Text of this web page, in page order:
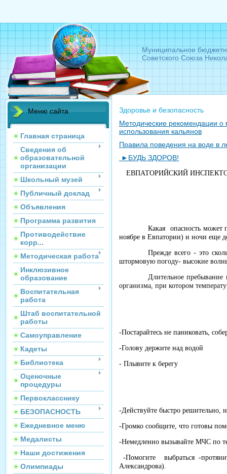
Муниципальное
Советского Союза
Меню сайта
Главная страница
Сведения об
образовательной
организации
Школьный музей
Публичный доклад
Объявления
Программа развития
Противодействие
корр...
Методическая работа
Инклюзивное
образование
Воспитательная
работа
Штаб воспитательной
работы
Самоуправление
Кадеты
Библиотека
Оценочные
процедуры
Первокласснику
БЕЗОПАСНОСТЬ
Ежедневное меню
Медалисты
Наши достижения
Олимпиады
Здоровье и безопасность
Методические рекомендации о
использования кальянов
Правила поведения на воде в
►БУДЬ ЗДОРОВ!
ЕВПАТОРИЙСКИЙ
Какая опасность может
ноябре в Евпатории) и ночи еще
Прежде всего - это
штормовую погоду- высокие
Длительное
организма, при котором
-Постарайтесь не паниковать,
-Голову держите над водой
- Плывите к берегу
-Действуйте быстро решительно,
-Громко сообщите, что готовы
-Немедленно вызывайте МЧС по
-Помогите выбраться -
Александрова).